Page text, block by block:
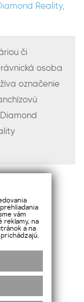
Reality,
či
osoba
označenie
vyhradené
vám
reklamy, na
a na